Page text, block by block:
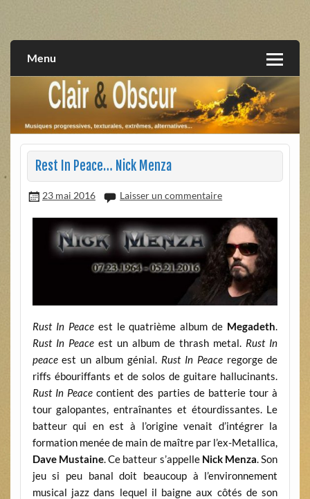
extrêmes, alternatives, texturales
Menu
Rest In Peace… Nick Menza
23 mai 2016 Laisser un commentaire
Rust In Peaceest le quatrième album de Megadeth.
Rust In Peaceest un album de thrash metal. Rust In
peaceest un album génial. Rust In Peaceregorge de
riffs ébouriffants et de solos de guitare hallucinants.
Rust In Peacecontient des parties de batterie tour à
tour galopantes, entraînantes et étourdissantes. Le
batteur qui en est à l’origine venait d’intégrer la
formation menée de main de maître par l’ex-Metallica,
Dave Mustaine. Ce batteur s’appelle Nick Menza. Son
jeu si peu banal doit beaucoup à l’environnement
musical jazz dans lequel il baigne aux côtés de son